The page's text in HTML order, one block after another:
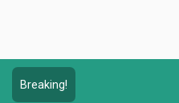
Breaking!